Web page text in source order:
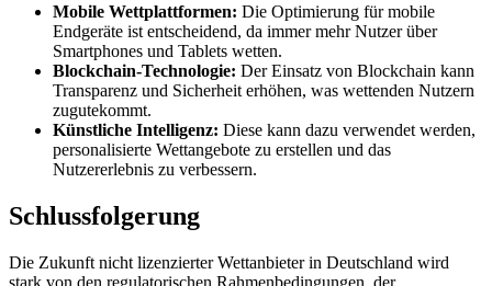
Mobile Wettplattformen: Die Optimierung für mobile
Endgeräte ist entscheidend, da immer mehr Nutzer über
Smartphones und Tablets wetten.
Blockchain-Technologie: Der Einsatz von Blockchain kann
Transparenz und Sicherheit erhöhen, was wettenden Nutzern
zugutekommt.
Künstliche Intelligenz: Diese kann dazu verwendet werden,
personalisierte Wettangebote zu erstellen und das
Nutzererlebnis zu verbessern.
Schlussfolgerung
Die Zukunft nicht lizenzierter Wettanbieter in Deutschland wird
stark von den regulatorischen Rahmenbedingungen, der